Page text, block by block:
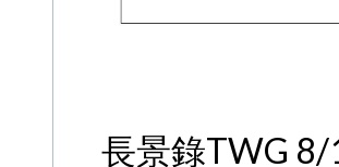
長景錄TWG